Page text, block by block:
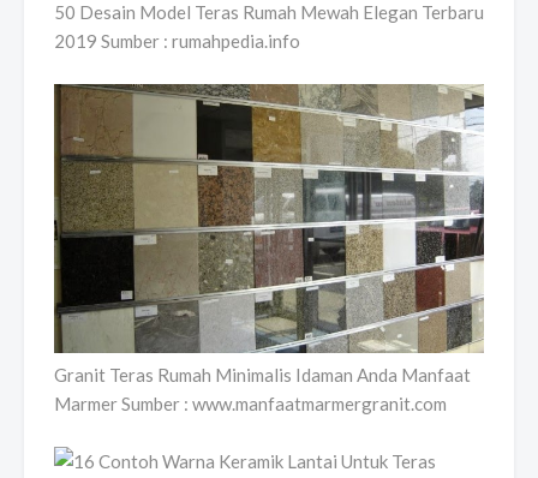
50 Desain Model Teras Rumah Mewah Elegan Terbaru
2019 Sumber : rumahpedia.info
Granit Teras Rumah Minimalis Idaman Anda Manfaat
Marmer Sumber : www.manfaatmarmergranit.com